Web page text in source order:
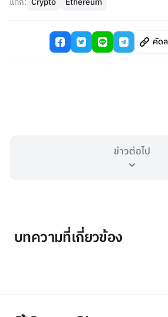
คัด
ข่าวต่อไป
บทความที่เกี่ยวข้อง